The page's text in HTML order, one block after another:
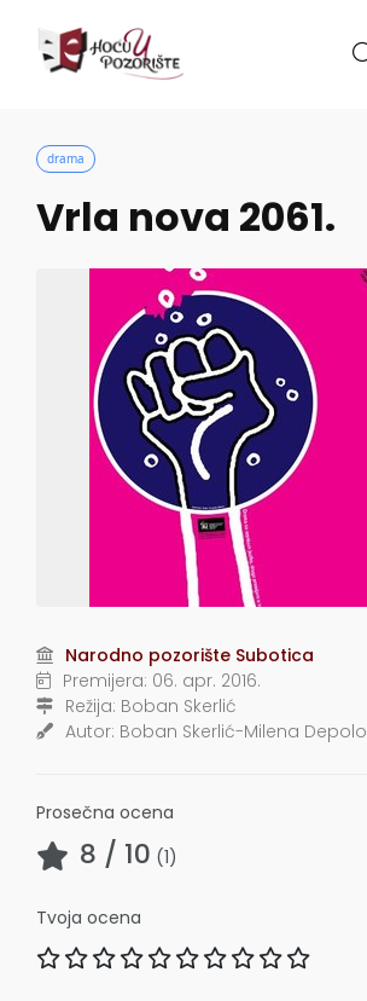
drama
Vrla nova 2061.
Narodno pozorište Subotica
Premijera: 06. apr. 2016.
Režija: Boban Skerlić
Autor: Boban Skerlić-Milena Depolo
Prosečna ocena
8 / 10 (1)
Tvoja ocena